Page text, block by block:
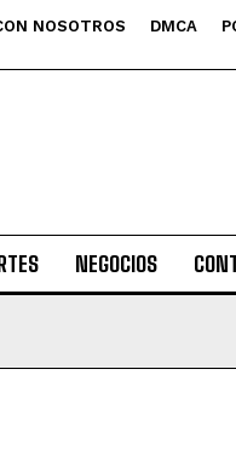
NOSOTROS DMCA
NEGOCIOS